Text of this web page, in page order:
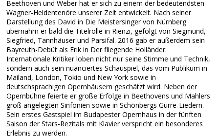
Beethoven und Weber hat er sich zu einem der bedeutendsten
Wagner-Heldentenöre unserer Zeit entwickelt. Nach seiner
Darstellung des David in Die Meistersinger von Nürnberg
übernahm er bald die Titelrolle in Rienzi, gefolgt von Siegmund,
Siegfried, Tannhäuser und Parsifal. 2016 gab er außerdem sein
Bayreuth-Debüt als Erik in Der fliegende Holländer.
Internationale Kritiker loben nicht nur seine Stimme und Technik,
sondern auch sein nuanciertes Schauspiel, das vom Publikum in
Mailand, London, Tokio und New York sowie in
deutschsprachigen Opernhäusern geschätzt wird. Neben der
Opernbühne feierte er große Erfolge in Beethovens und Mahlers
groß angelegten Sinfonien sowie in Schönbergs Gurre-Liedern.
Sein erstes Gastspiel im Budapester Opernhaus in der fünften
Saison der Stars-Rezitals mit Klavier verspricht ein besonderes
Erlebnis zu werden.